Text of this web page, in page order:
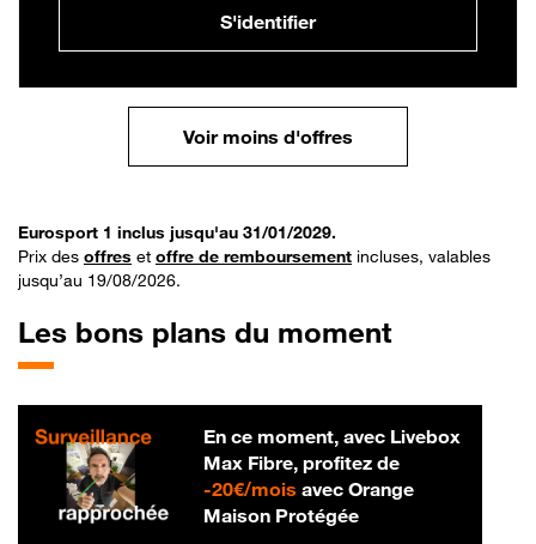
S'identifier
Voir moins d'offres
Eurosport 1 inclus jusqu'au 31/01/2029.
Prix des offres et offre de remboursement incluses, valables
jusqu’au 19/08/2026.
Les bons plans du moment
En ce moment, avec Livebox
Max Fibre, profitez de
-20€/mois20 € par mois
avec Orange
Maison Protégée